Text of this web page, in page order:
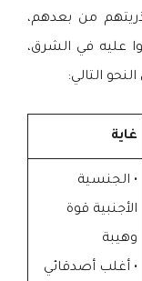
من بعدهم،
عليه في الشرق،
التالي:
غاية
• الجنسية
الأجنبية قوة
وهيبة
• أغلب أصدقائي